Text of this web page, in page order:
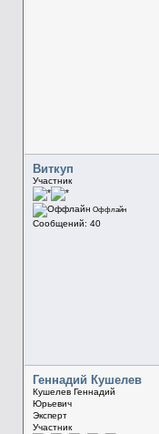
Виткуп
Участник
Оффлайн
Сообщений: 40
Геннадий Кушелев
Кушелев Геннадий
Юрьевич
Эксперт
Участник